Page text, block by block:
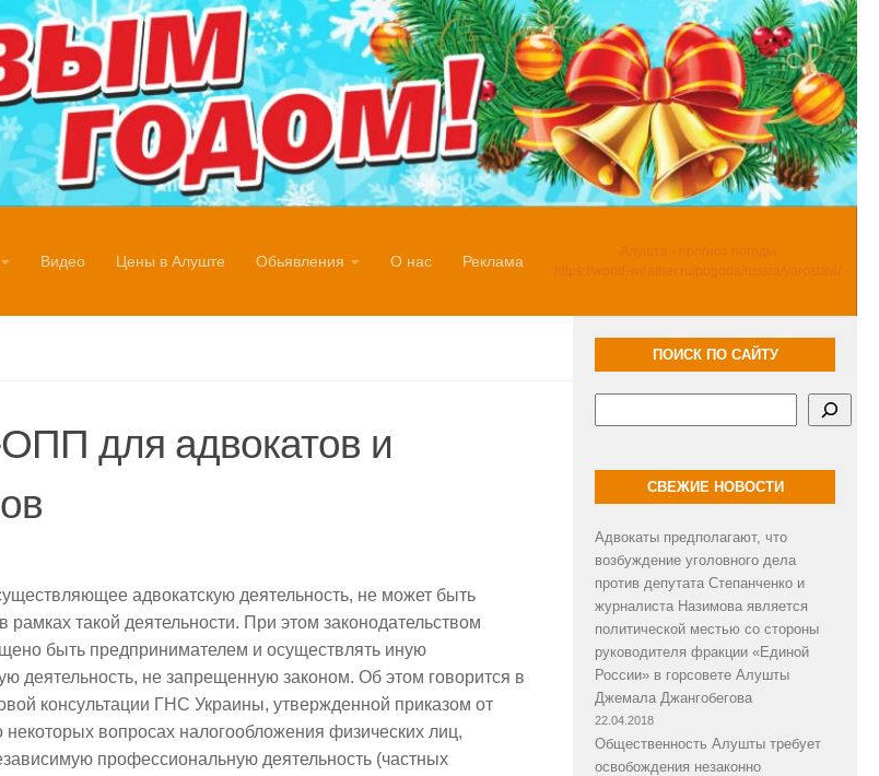
Видео Цены в Алуште Обьявления О нас Реклама
Алушта - прогноз погоды
https://world-weather.ru/pogoda/russia/yaroslavl/
для адвокатов и
адвокатскую деятельность, не может быть
рамках такой деятельности. При этом законодательством
быть предпринимателем и осуществлять иную
деятельность, не запрещенную законом. Об этом говорится в
консультации ГНС Украины, утвержденной приказом от
вопросах налогообложения физических лиц,
профессиональную деятельность (частных
ПОИСК ПО САЙТУ
СВЕЖИЕ НОВОСТИ
Адвокаты предполагают, что
возбуждение уголовного дела
против депутата Степанченко и
журналиста Назимова является
политической местью со стороны
руководителя фракции «Единой
России» в горсовете Алушты
Джемала Джангобегова
22.04.2018
Общественность Алушты требует
освобождения незаконно